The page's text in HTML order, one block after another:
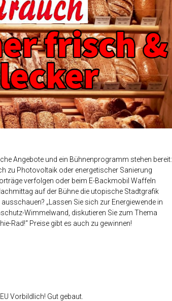
Angebote und ein Bühnenprogramm stehen bereit:
zu Photovoltaik oder energetischer Sanierung
verfolgen oder beim E-Backmobil Waffeln
auf der Bühne die utopische Stadtgrafik
„Lassen Sie sich zur Energiewende in
Wimmelwand, diskutieren Sie zum Thema
Rad!“ Preise gibt es auch zu gewinnen!
Vorbildlich! Gut gebaut.